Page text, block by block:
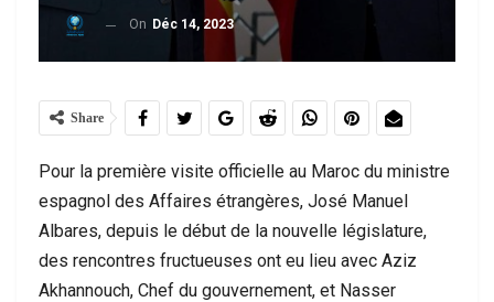
On Déc 14, 2023
Share
Pour la première visite officielle au Maroc du ministre
espagnol des Affaires étrangères, José Manuel
Albares, depuis le début de la nouvelle législature,
des rencontres fructueuses ont eu lieu avec Aziz
Akhannouch, Chef du gouvernement, et Nasser